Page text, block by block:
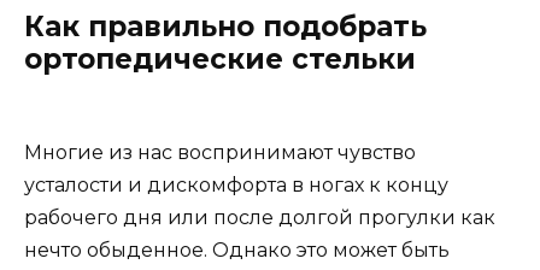
Как правильно подобрать
ортопедические стельки
Многие из нас воспринимают чувство
усталости и дискомфорта в ногах к концу
рабочего дня или после долгой прогулки как
нечто обыденное. Однако это может быть